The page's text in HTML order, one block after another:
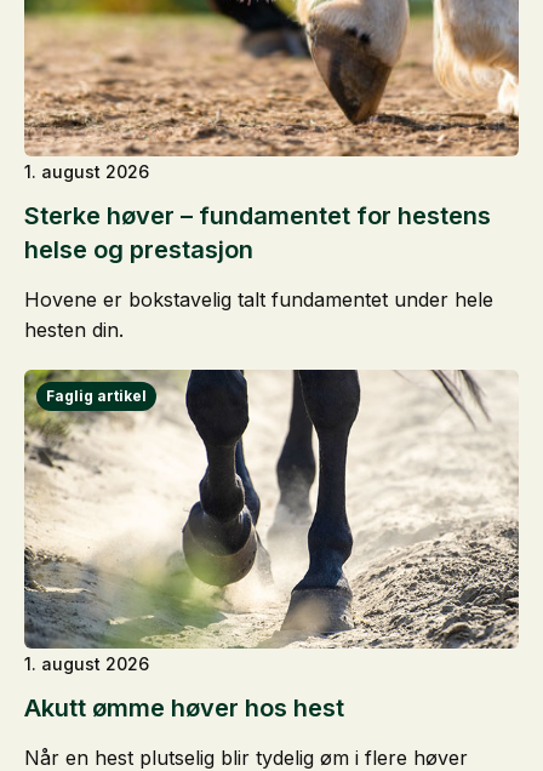
Sterke høver – fundamentet for hestens
helse og prestasjon
1. august 2026
Hovene er bokstavelig talt fundamentet under hele
hesten din.
Akutt ømme høver hos hest
1. august 2026
Når en hest plutselig blir tydelig øm i flere høver